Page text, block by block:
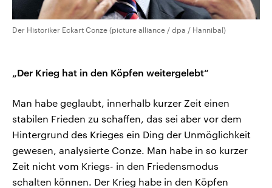
Der Historiker Eckart Conze (picture alliance / dpa / Hannibal)
„Der Krieg hat in den Köpfen weitergelebt“
Man habe geglaubt, innerhalb kurzer Zeit einen
stabilen Frieden zu schaffen, das sei aber vor dem
Hintergrund des Krieges ein Ding der Unmöglichkeit
gewesen, analysierte Conze. Man habe in so kurzer
Zeit nicht vom Kriegs- in den Friedensmodus
schalten können. Der Krieg habe in den Köpfen